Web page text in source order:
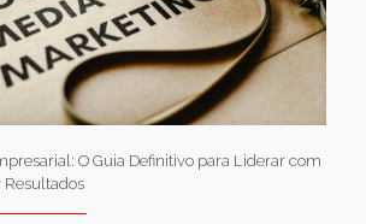
O Guia Definitivo para Liderar com
Resultados